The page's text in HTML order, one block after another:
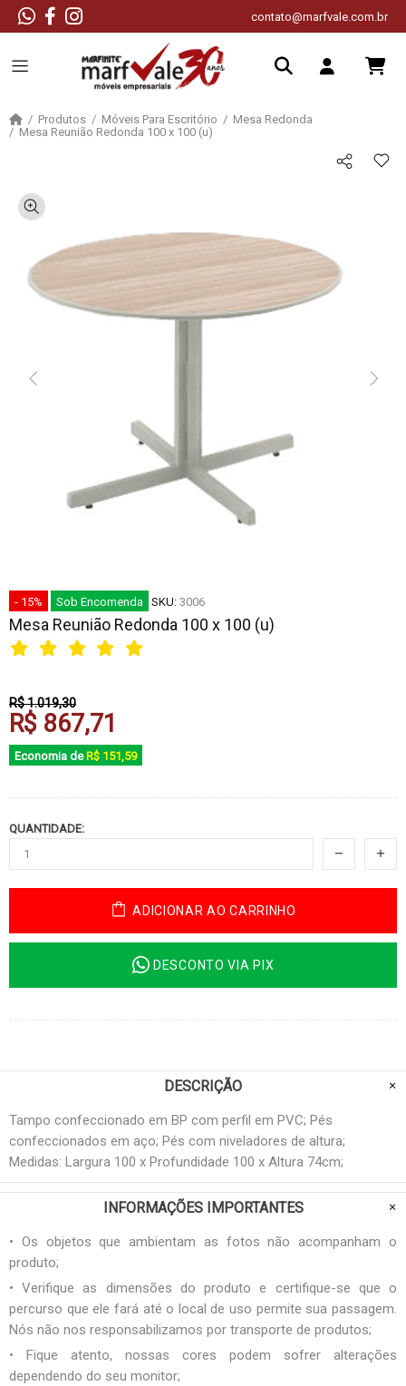
contato@marfvale.com.br
Produtos Móveis Para Escritório
Mesa Redonda
Mesa Reunião Redonda 100 x 100 (u)
- 15% Sob Encomenda SKU: 3006
Mesa Reunião Redonda 100 x 100 (u)
R$ 1.019,30
R$ 867,71
Economia de R$ 151,59
QUANTIDADE:
ADICIONAR AO CARRINHO
DESCONTO VIA PIX
DESCRIÇÃO
Tampo confeccionado em BP com perfil em PVC; Pés
confeccionados em aço; Pés com niveladores de altura;
Medidas: Largura 100 x Profundidade 100 x Altura 74cm;
INFORMAÇÕES IMPORTANTES
• Os objetos que ambientam as fotos não acompanham o
produto;
• Verifique as dimensões do produto e certifique-se que o
percurso que ele fará até o local de uso permite sua passagem.
Nós não nos responsabilizamos por transporte de produtos;
• Fique atento, nossas cores podem sofrer alterações
dependendo do seu monitor;